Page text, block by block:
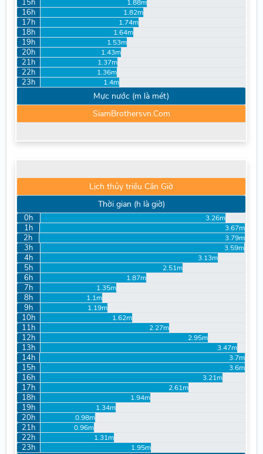
15h 1.88m
16h 1.82m
17h 1.74m
18h 1.64m
19h 1.53m
20h 1.43m
21h 1.37m
22h 1.36m
23h 1.4m
Mực nước (m là mét)
SiamBrothersvn.Com
Lịch thủy triều Cần Giờ
Thời gian (h là giờ)
0h 3.26m
1h 3.67m
2h 3.79m
3h 3.59m
4h 3.13m
5h 2.51m
6h 1.87m
7h 1.35m
8h 1.1m
9h 1.19m
10h 1.62m
11h 2.27m
12h 2.95m
13h 3.47m
14h 3.7m
15h 3.6m
16h 3.21m
17h 2.61m
18h 1.94m
19h 1.34m
20h 0.98m
21h 0.96m
22h 1.31m
23h 1.95m